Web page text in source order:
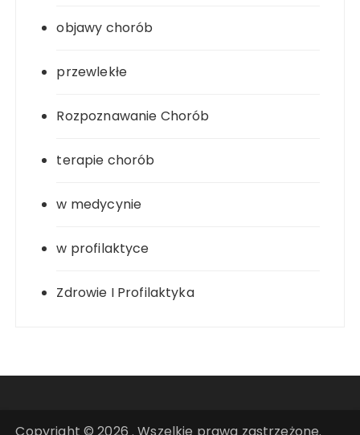
objawy chorób
przewlekłe
Rozpoznawanie Chorób
terapie chorób
w medycynie
w profilaktyce
Zdrowie I Profilaktyka
Copyright © 2026 . Wszelkie prawa zastrzeżone.